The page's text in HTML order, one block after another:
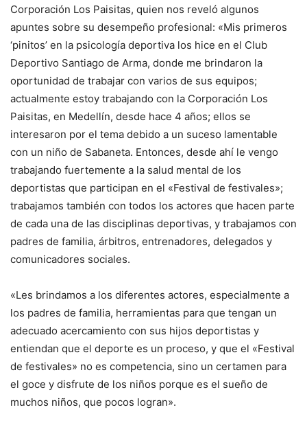
Corporación Los Paisitas, quien nos reveló algunos
apuntes sobre su desempeño profesional: «Mis primeros
‘pinitos’ en la psicología deportiva los hice en el Club
Deportivo Santiago de Arma, donde me brindaron la
oportunidad de trabajar con varios de sus equipos;
actualmente estoy trabajando con la Corporación Los
Paisitas, en Medellín, desde hace 4 años; ellos se
interesaron por el tema debido a un suceso lamentable
con un niño de Sabaneta. Entonces, desde ahí le vengo
trabajando fuertemente a la salud mental de los
deportistas que participan en el «Festival de festivales»;
trabajamos también con todos los actores que hacen parte
de cada una de las disciplinas deportivas, y trabajamos con
padres de familia, árbitros, entrenadores, delegados y
comunicadores sociales.
«Les brindamos a los diferentes actores, especialmente a
los padres de familia, herramientas para que tengan un
adecuado acercamiento con sus hijos deportistas y
entiendan que el deporte es un proceso, y que el «Festival
de festivales» no es competencia, sino un certamen para
el goce y disfrute de los niños porque es el sueño de
muchos niños, que pocos logran».